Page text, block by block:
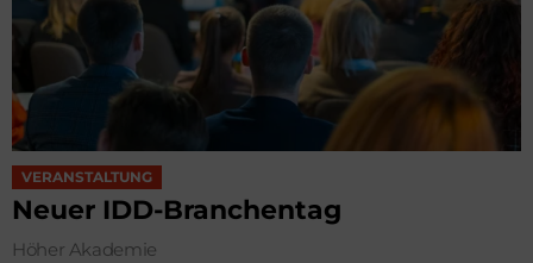
VERANSTALTUNG
Neuer IDD-Branchentag
Höher Akademie